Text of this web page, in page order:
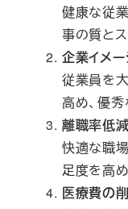
健康な従
事の質と
企業イメ
従業員を
高め、優
離職率低減
快適な職
足度を高
医療費の